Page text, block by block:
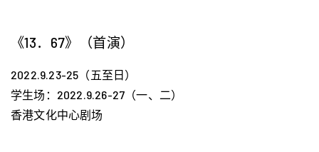
《13．67》（首演）
2022.9.23-25（五至日）
学生场：2022.9.26-27（一、二）
香港文化中心剧场